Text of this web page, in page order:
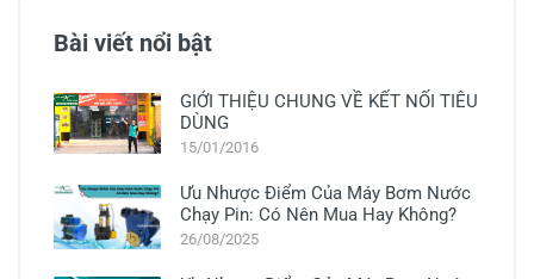
Bài viết nổi bật
GIỚI THIỆU CHUNG VỀ KẾT NỐI TIÊU
DÙNG
15/01/2016
Ưu Nhược Điểm Của Máy Bơm Nước
Chạy Pin: Có Nên Mua Hay Không?
26/08/2025